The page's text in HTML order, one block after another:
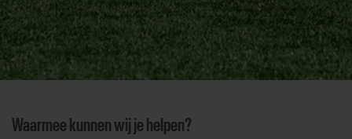
Waarmee kunnen wij je helpen?